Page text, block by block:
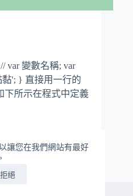
讓您在我們網站有最好
拒絕
var 變數名稱; var
黏'; } 直接用一行的
下所示在程式中定義